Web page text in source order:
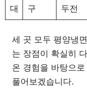
대
구
두전
세 곳 모두 평양냉
는 장점이 확실히
온 경험을 바탕으
풀어보겠습니다.